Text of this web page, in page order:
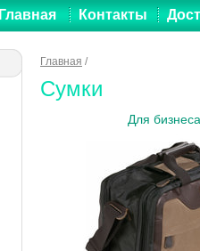
Главная Контакты
Главная /
Сумки
Для